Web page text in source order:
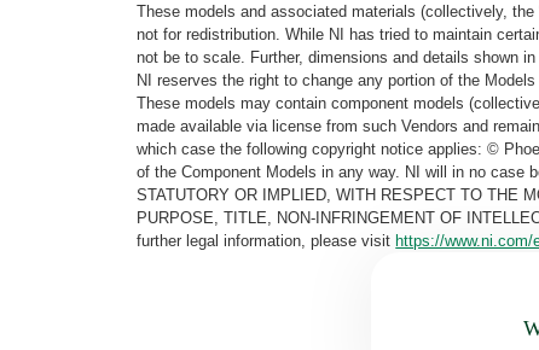
These models and associated materials (collectively,
not for redistribution. While NI has tried to maintain
not be to scale. Further, dimensions and details shown
NI reserves the right to change any portion of the
These models may contain component models
made available via license from such Vendors and
which case the following copyright notice applies: ©
of the Component Models in any way. NI will in no
STATUTORY OR IMPLIED, WITH RESPECT TO THE
PURPOSE, TITLE, NON-INFRINGEMENT OF
further legal information, please visithttps://www.ni.com/